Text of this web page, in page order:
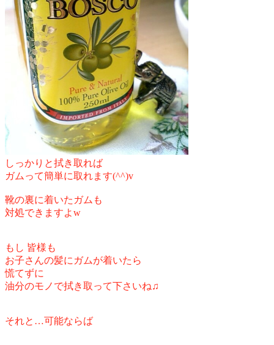
しっかりと拭き取れば
ガムって簡単に取れます(^^)v
靴の裏に着いたガムも
対処できますよw
もし 皆様も
お子さんの髪にガムが着いたら
慌てずに
油分のモノで拭き取って下さいね♫
それと…可能ならば